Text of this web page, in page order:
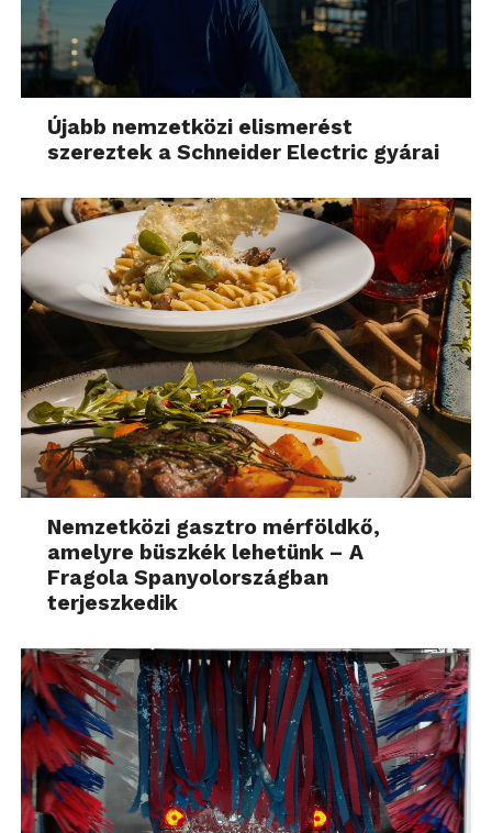
Újabb nemzetközi elismerést
szereztek a Schneider Electric gyárai
Nemzetközi gasztro mérföldkő,
amelyre büszkék lehetünk – A
Fragola Spanyolországban
terjeszkedik